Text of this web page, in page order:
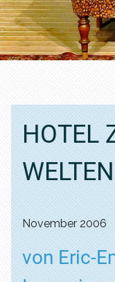
HOTEL
WELTEN
November 2006
von Eric-